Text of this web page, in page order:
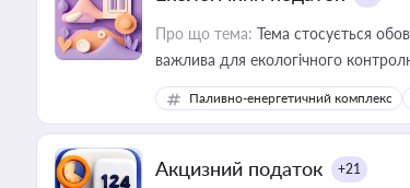
Про що тема: Тема стосується
важлива для екологічного
законодавства
Паливно-енергетичний комплекс
Акцизний податок +21